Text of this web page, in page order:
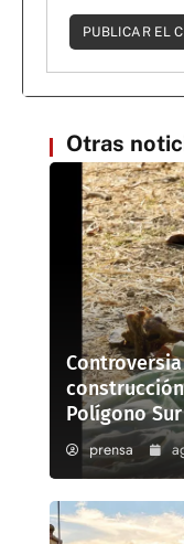
Otras
Polígono
prensa